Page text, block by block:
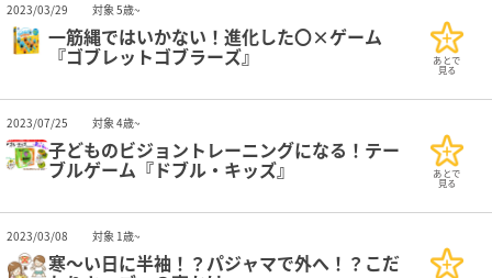
2023/03/29 対象 5歳~
一筋縄ではいかない！進化した〇×ゲーム
『ゴブレットゴブラーズ』 あとで
見る
2023/07/25 対象 4歳~
子どものビジョントレーニングになる！テー
ブルゲーム『ドブル・キッズ』 あとで
見る
2023/03/08 対象 1歳~
寒～い日に半袖！？パジャマで外へ！？こだ